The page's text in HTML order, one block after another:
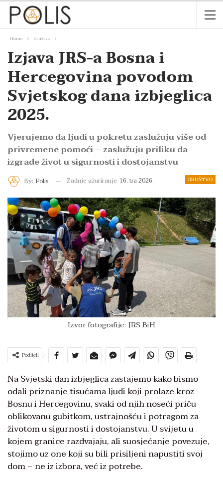
Home Društvo
Izjava JRS-a Bosna i
Hercegovina povodom
Svjetskog dana izbjeglica
2025.
Vjerujemo da ljudi u pokretu zaslužuju više od
privremene pomoći – zaslužuju priliku da
izgrade život u sigurnosti i dostojanstvu
DRUŠTVO
By: Polis Zadnje ažuriranje 16. tra 2026.
Izvor fotografije: JRS BiH
Podijeli
Na Svjetski dan izbjeglica zastajemo kako bismo
odali priznanje tisućama ljudi koji prolaze kroz
Bosnu i Hercegovinu, svaki od njih noseći priču
oblikovanu gubitkom, ustrajnošću i potragom za
životom u sigurnosti i dostojanstvu. U svijetu u
kojem granice razdvajaju, ali suosjećanje povezuje,
stojimo uz one koji su bili prisiljeni napustiti svoj
dom – ne iz izbora, već iz potrebe.